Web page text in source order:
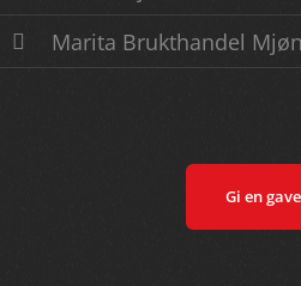
Marita Brukthandel
Gi en gave